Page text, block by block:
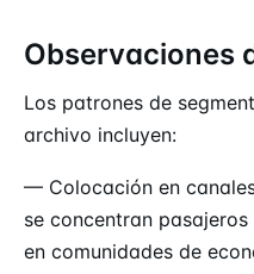
Observaciones
Los patrones de
archivo incluyen:
— Colocación en
se concentran
en comunidades de